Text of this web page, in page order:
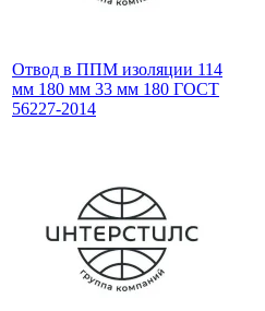
Отвод в ППМ изоляции 114
мм 180 мм 33 мм 180 ГОСТ
56227-2014